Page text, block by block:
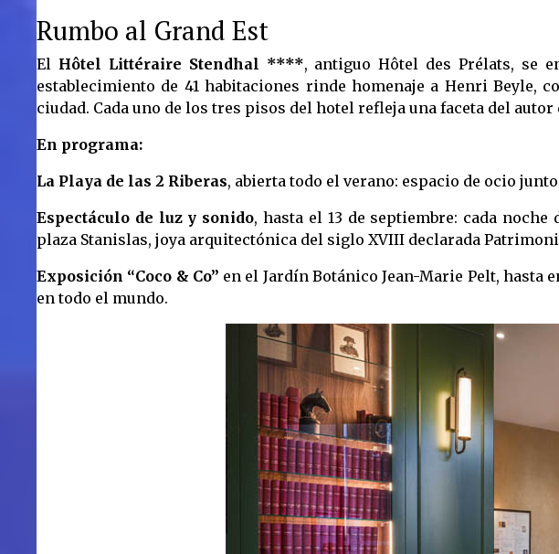
Rumbo al Grand Est
El Hôtel Littéraire Stendhal ****, antiguo Hôtel des Prélats, se
establecimiento de 41 habitaciones rinde homenaje a Henri Beyle,
ciudad. Cada uno de los tres pisos del hotel refleja una faceta del autor
En programa:
La Playa de las 2 Riberas, abierta todo el verano: espacio de ocio
Espectáculo de luz y sonido, hasta el 13 de septiembre: cada
plaza Stanislas, joya arquitectónica del siglo XVIII declarada
Exposición “Coco & Co” en el Jardín Botánico Jean-Marie Pelt, hasta
en todo el mundo.